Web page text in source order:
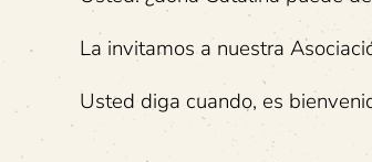
La invitamos a nuestra
Usted diga cuando, es